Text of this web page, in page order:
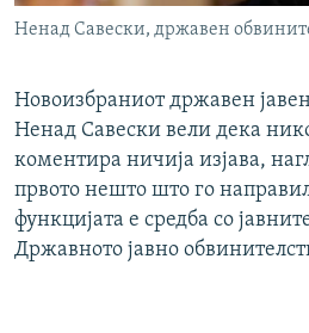
Ненад Савески, државен
Новоизбраниот државен
Ненад Савески вели дека
коментира ничија изјава,
првото нешто што го
функцијата е средба со
Државното јавно